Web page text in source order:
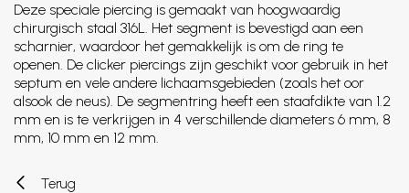
Deze speciale piercing is gemaakt van hoogwaardig
chirurgisch staal 316L. Het segment is bevestigd aan een
scharnier, waardoor het gemakkelijk is om de ring te
openen. De clicker piercings zijn geschikt voor gebruik in het
septum en vele andere lichaamsgebieden (zoals het oor
alsook de neus). De segmentring heeft een staafdikte van 1.2
mm en is te verkrijgen in 4 verschillende diameters 6 mm, 8
mm, 10 mm en 12 mm.
Terug